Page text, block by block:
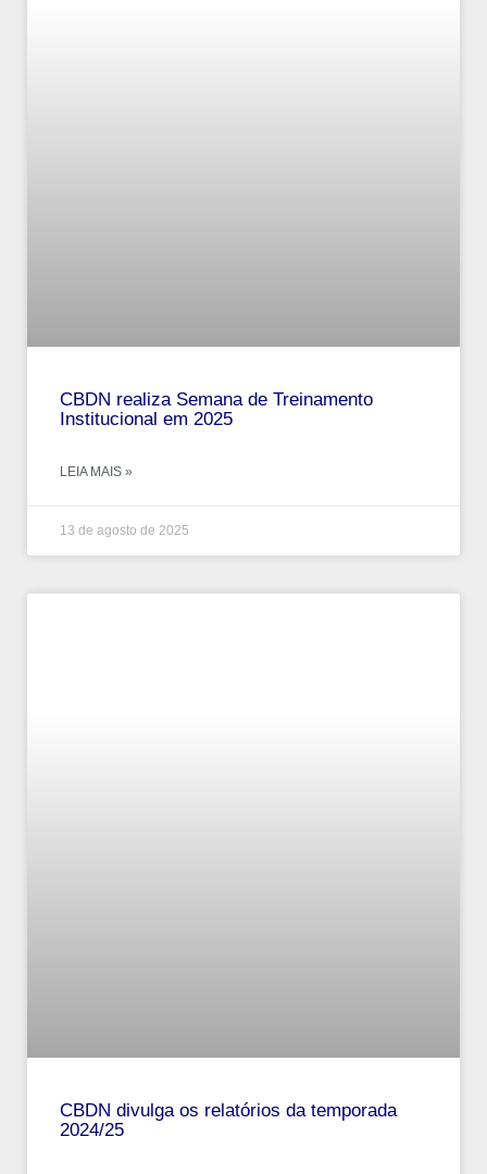
CBDN realiza Semana de Treinamento
Institucional em 2025
LEIA MAIS »
13 de agosto de 2025
CBDN divulga os relatórios da temporada
2024/25